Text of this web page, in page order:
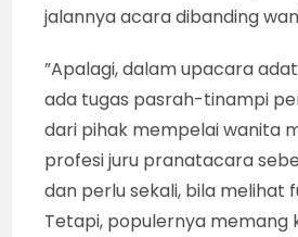
jalannya acara dibanding
”Apalagi, dalam upacara
ada tugas pasrah-tinampi
dari pihak mempelai wanita
profesi juru pranatacara
dan perlu sekali, bila melihat
Tetapi, populernya memang